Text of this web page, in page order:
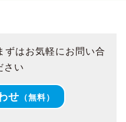
ずはお気軽にお問い合
さい
せ （無料）